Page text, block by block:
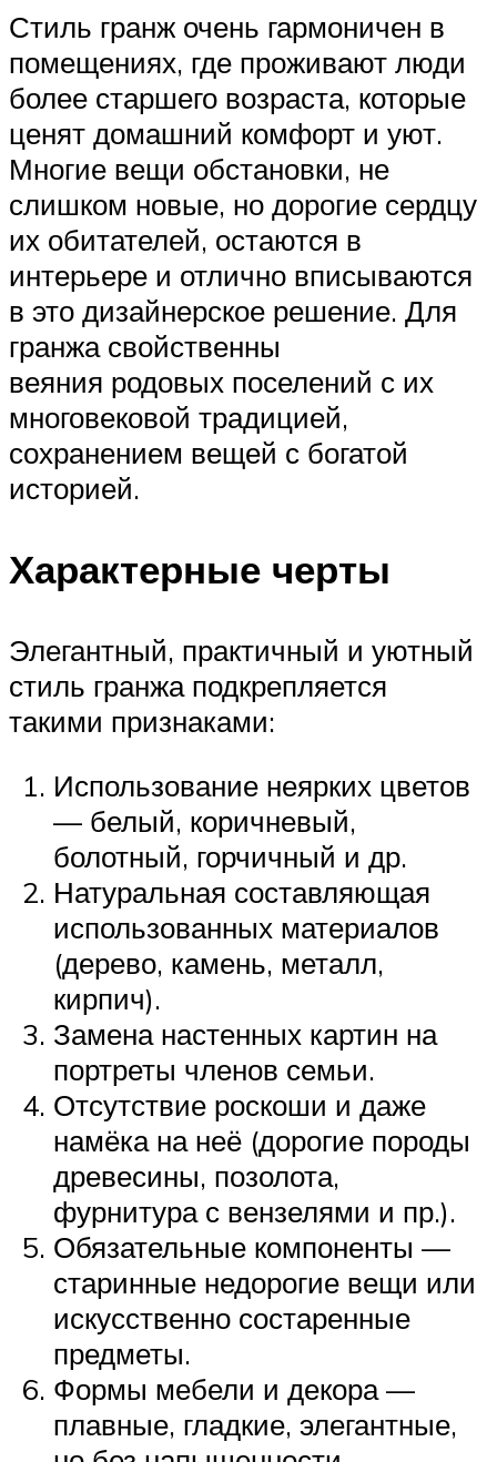
Стиль гранж очень гармоничен в
помещениях, где проживают люди
более старшего возраста, которые
ценят домашний комфорт и уют.
Многие вещи обстановки, не
слишком новые, но дорогие сердцу
их обитателей, остаются в
интерьере и отлично вписываются
в это дизайнерское решение. Для
гранжа свойственны
веяния родовых поселений с их
многовековой традицией,
сохранением вещей с богатой
историей.
Характерные черты
Элегантный, практичный и уютный
стиль гранжа подкрепляется
такими признаками:
Использование неярких цветов
— белый, коричневый,
болотный, горчичный и др.
Натуральная составляющая
использованных материалов
(дерево, камень, металл,
кирпич).
Замена настенных картин на
портреты членов семьи.
Отсутствие роскоши и даже
намёка на неё (дорогие породы
древесины, позолота,
фурнитура с вензелями и пр.).
Обязательные компоненты —
старинные недорогие вещи или
искусственно состаренные
предметы.
Формы мебели и декора —
плавные, гладкие, элегантные,